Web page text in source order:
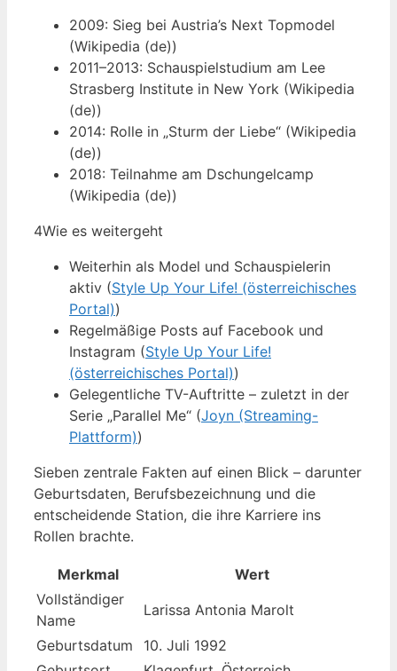
2009: Sieg bei Austria’s Next Topmodel
(Wikipedia (de))
2011–2013: Schauspielstudium am Lee
Strasberg Institute in New York (Wikipedia
(de))
2014: Rolle in „Sturm der Liebe“ (Wikipedia
(de))
2018: Teilnahme am Dschungelcamp
(Wikipedia (de))
4Wie es weitergeht
Weiterhin als Model und Schauspielerin
aktiv (Style Up Your Life! (österreichisches
Portal))
Regelmäßige Posts auf Facebook und
Instagram (Style Up Your Life!
(österreichisches Portal))
Gelegentliche TV-Auftritte – zuletzt in der
Serie „Parallel Me“ (Joyn (Streaming-
Plattform))
Sieben zentrale Fakten auf einen Blick – darunter
Geburtsdaten, Berufsbezeichnung und die
entscheidende Station, die ihre Karriere ins
Rollen brachte.
Merkmal
Wert
Vollständiger
Name
Larissa Antonia Marolt
Geburtsdatum
10. Juli 1992